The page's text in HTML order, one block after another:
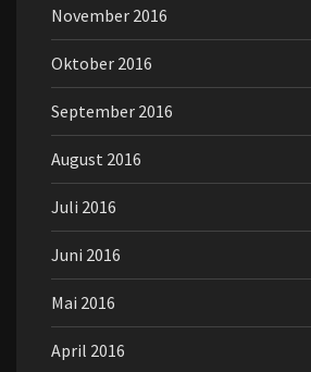
November 2016
Oktober 2016
September 2016
August 2016
Juli 2016
Juni 2016
Mai 2016
April 2016